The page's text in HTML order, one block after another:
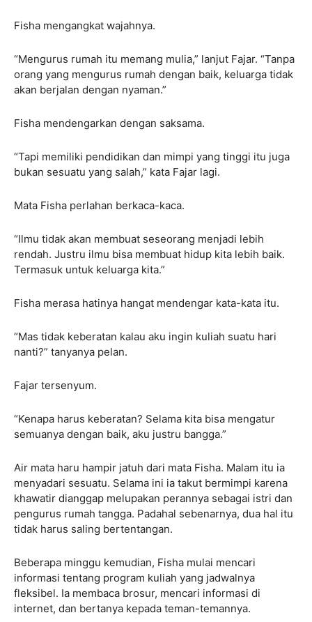
Fisha mengangkat wajahnya.
“Mengurus rumah itu memang mulia,” lanjut Fajar. “Tanpa
orang yang mengurus rumah dengan baik, keluarga tidak
akan berjalan dengan nyaman.”
Fisha mendengarkan dengan saksama.
“Tapi memiliki pendidikan dan mimpi yang tinggi itu juga
bukan sesuatu yang salah,” kata Fajar lagi.
Mata Fisha perlahan berkaca-kaca.
“Ilmu tidak akan membuat seseorang menjadi lebih
rendah. Justru ilmu bisa membuat hidup kita lebih baik.
Termasuk untuk keluarga kita.”
Fisha merasa hatinya hangat mendengar kata-kata itu.
“Mas tidak keberatan kalau aku ingin kuliah suatu hari
nanti?” tanyanya pelan.
Fajar tersenyum.
“Kenapa harus keberatan? Selama kita bisa mengatur
semuanya dengan baik, aku justru bangga.”
Air mata haru hampir jatuh dari mata Fisha. Malam itu ia
menyadari sesuatu. Selama ini ia takut bermimpi karena
khawatir dianggap melupakan perannya sebagai istri dan
pengurus rumah tangga. Padahal sebenarnya, dua hal itu
tidak harus saling bertentangan.
Beberapa minggu kemudian, Fisha mulai mencari
informasi tentang program kuliah yang jadwalnya
fleksibel. Ia membaca brosur, mencari informasi di
internet, dan bertanya kepada teman-temannya.